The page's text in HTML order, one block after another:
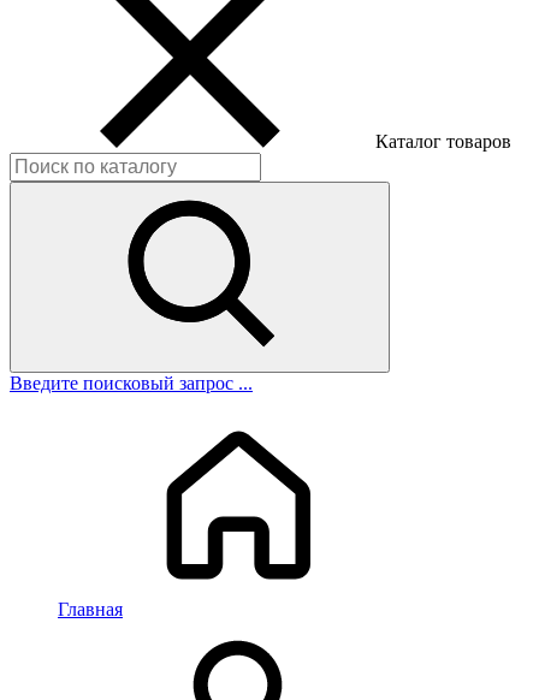
Каталог товаров
Введите поисковый запрос ...
Главная